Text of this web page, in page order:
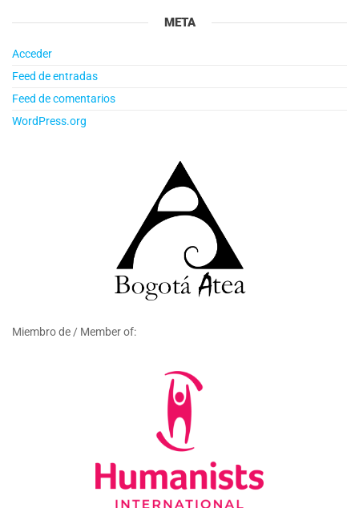
META
Acceder
Feed de entradas
Feed de comentarios
WordPress.org
Miembro de / Member of: